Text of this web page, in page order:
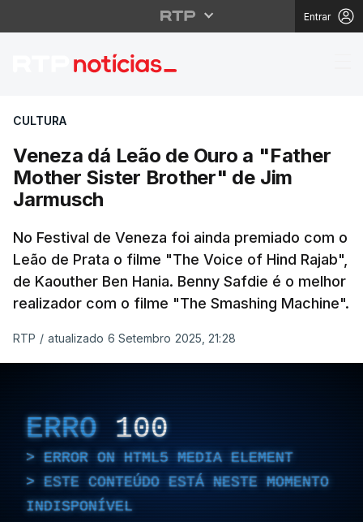
Entrar
Veneza dá Leão de
CULTURA
Veneza dá Leão de Ouro a "Father
Mother Sister Brother" de Jim
Jarmusch
No Festival de Veneza foi ainda premiado com o
Leão de Prata o filme "The Voice of Hind Rajab",
de Kaouther Ben Hania. Benny Safdie é o melhor
realizador com o filme "The Smashing Machine".
RTP / atualizado 6 Setembro 2025, 21:28
ERRO 100
ERROR ON HTML5 MEDIA ELEMENT
ESTE CONTEÚDO ESTÁ NESTE MOMENTO
INDISPONÍVEL